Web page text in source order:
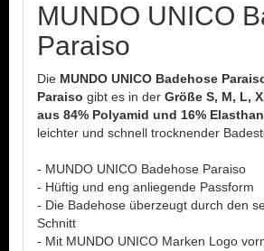
MUNDO UNICO
Paraiso
Die MUNDO UNICO Badehose
Paraiso gibt es in der Größe S, M, L,
aus 84% Polyamid und 16% Elasthan
leichter und schnell trocknender
- MUNDO UNICO Badehose Paraiso
- Hüftig und eng anliegende Passform
- Die Badehose überzeugt durch den
Schnitt
- Mit MUNDO UNICO Marken Logo